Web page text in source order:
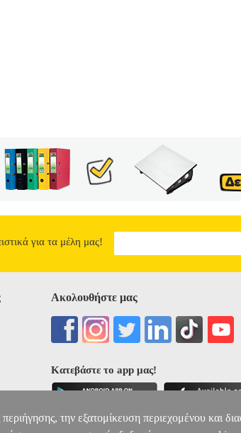
για τα μέλη μας!
Ακολουθήστε μας
Κατεβάστε το app μας!
την εξατομίκευση περιεχομένου και